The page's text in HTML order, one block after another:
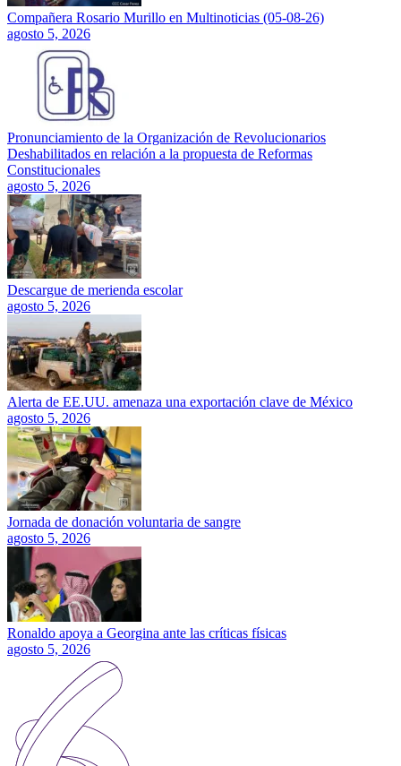
Compañera Rosario Murillo en Multinoticias (05-08-26)
agosto 5, 2026
Pronunciamiento de la Organización de Revolucionarios
Deshabilitados en relación a la propuesta de Reformas
Constitucionales
agosto 5, 2026
Descargue de merienda escolar
agosto 5, 2026
Alerta de EE.UU. amenaza una exportación clave de México
agosto 5, 2026
Jornada de donación voluntaria de sangre
agosto 5, 2026
Ronaldo apoya a Georgina ante las críticas físicas
agosto 5, 2026